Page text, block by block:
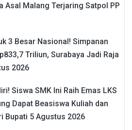
Asal Malang Terjaring Satpol PP
3 Besar Nasional! Simpanan
Triliun, Surabaya Jadi Raja
2026
Siswa SMK Ini Raih Emas LKS
Dapat Beasiswa Kuliah dan
Bupati 5 Agustus 2026